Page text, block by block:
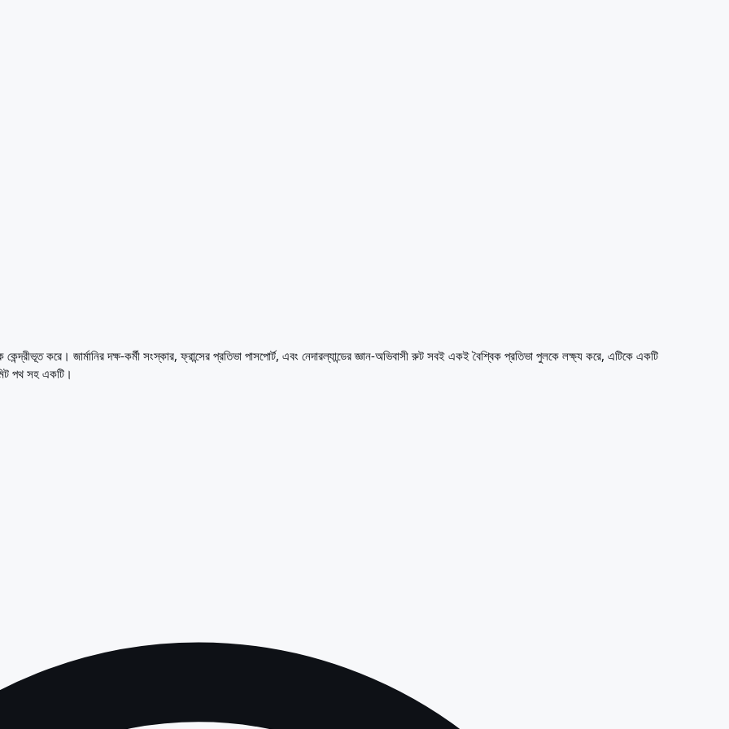
করে। জার্মানির দক্ষ-কর্মী সংস্কার, ফ্রান্সের প্রতিভা পাসপোর্ট, এবং নেদারল্যান্ডের জ্ঞান-অভিবাসী রুট সবই একই বৈশ্বিক প্রতিভা পুলকে লক্ষ্য করে, এটিকে একটি
পথ সহ একটি।